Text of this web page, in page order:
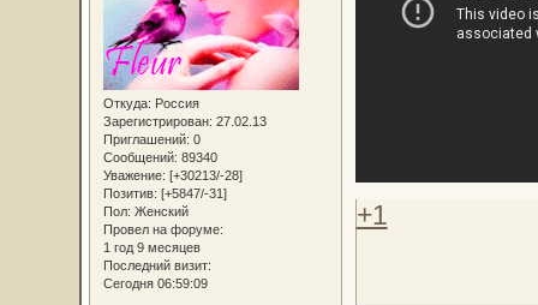
Откуда: Россия
Зарегистрирован: 27.02.13
Приглашений: 0
Сообщений: 89340
Уважение: [+30213/-28]
Позитив: [+5847/-31]
Пол: Женский
Провел на форуме:
1 год 9 месяцев
Последний визит:
Сегодня 06:59:09
+1